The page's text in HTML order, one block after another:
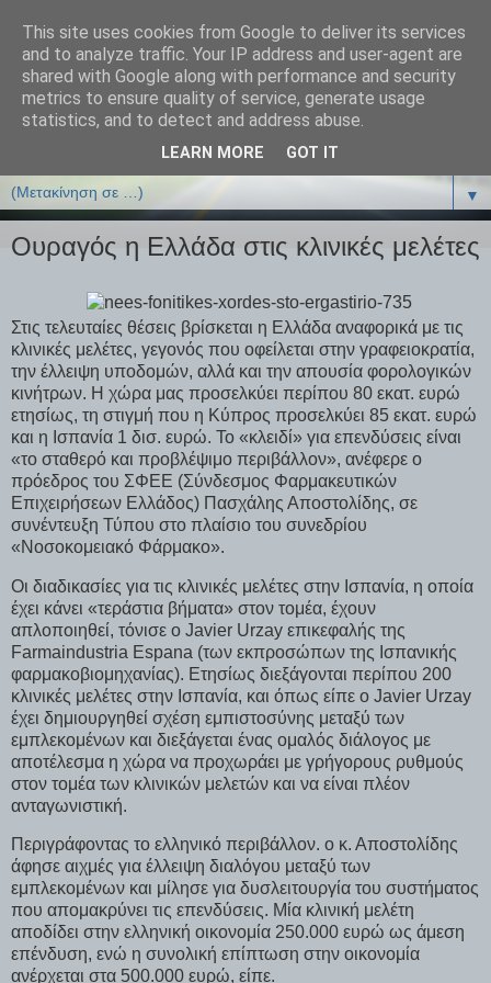
ΒΙΟΛΟΓΙΑonline.gr
Online Μαθήματα Βιολογίας
▼
Ουραγός η Ελλάδα στις κλινικές μελέτες
Στις τελευταίες θέσεις βρίσκεται η Ελλάδα αναφορικά με τις
κλινικές μελέτες, γεγονός που οφείλεται στην γραφειοκρατία,
την έλλειψη υποδομών, αλλά και την απουσία φορολογικών
κινήτρων. Η χώρα μας προσελκύει περίπου 80 εκατ. ευρώ
ετησίως, τη στιγμή που η Κύπρος προσελκύει 85 εκατ. ευρώ
και η Ισπανία 1 δισ. ευρώ. Το «κλειδί» για επενδύσεις είναι
«το σταθερό και προβλέψιμο περιβάλλον», ανέφερε ο
πρόεδρος του ΣΦΕΕ (Σύνδεσμος Φαρμακευτικών
Επιχειρήσεων Ελλάδος) Πασχάλης Αποστολίδης, σε
συνέντευξη Τύπου στο πλαίσιο του συνεδρίου
«Νοσοκομειακό Φάρμακο».
Οι διαδικασίες για τις κλινικές μελέτες στην Ισπανία, η οποία
έχει κάνει «τεράστια βήματα» στον τομέα, έχουν
απλοποιηθεί, τόνισε ο Javier Urzay επικεφαλής της
Farmaindustria Espana (των εκπροσώπων της Ισπανικής
φαρμακοβιομηχανίας). Ετησίως διεξάγονται περίπου 200
κλινικές μελέτες στην Ισπανία, και όπως είπε ο Javier Urzay
έχει δημιουργηθεί σχέση εμπιστοσύνης μεταξύ των
εμπλεκομένων και διεξάγεται ένας ομαλός διάλογος με
αποτέλεσμα η χώρα να προχωράει με γρήγορους ρυθμούς
στον τομέα των κλινικών μελετών και να είναι πλέον
ανταγωνιστική.
Περιγράφοντας το ελληνικό περιβάλλον. ο κ. Αποστολίδης
άφησε αιχμές για έλλειψη διαλόγου μεταξύ των
εμπλεκομένων και μίλησε για δυσλειτουργία του συστήματος
που απομακρύνει τις επενδύσεις. Μία κλινική μελέτη
αποδίδει στην ελληνική οικονομία 250.000 ευρώ ως άμεση
επένδυση, ενώ η συνολική επίπτωση στην οικονομία
ανέρχεται στα 500.000 ευρώ, είπε.
This site uses cookies from Google to deliver its services
and to analyze traffic. Your IP address and user-agent are
shared with Google along with performance and security
metrics to ensure quality of service, generate usage
statistics, and to detect and address abuse.
LEARN MORE GOT IT